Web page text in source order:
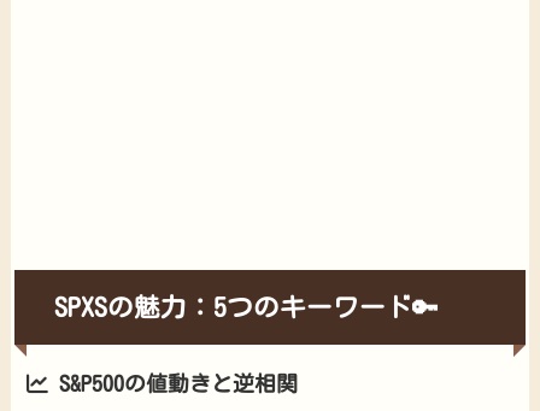
SPXSの魅力：5つのキーワード🔑
S&P500の値動きと逆相関